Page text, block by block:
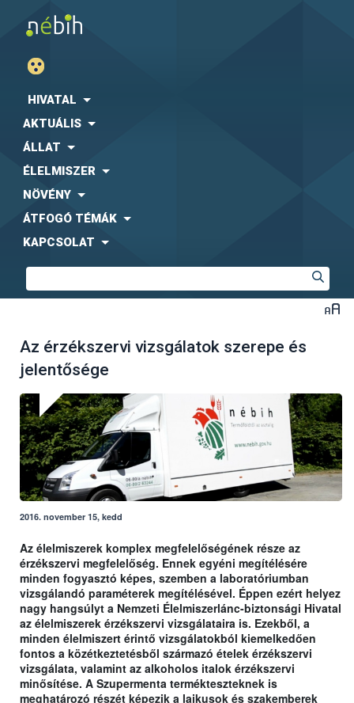
HIVATAL
AKTUÁLIS
ÁLLAT
ÉLELMISZER
NÖVÉNY
ÁTFOGÓ TÉMÁK
KAPCSOLAT
Az érzékszervi vizsgálatok szerepe és
jelentősége
2016. november 15, kedd
Az élelmiszerek komplex megfelelőségének része az
érzékszervi megfelelőség. Ennek egyéni megítélésére
minden fogyasztó képes, szemben a laboratóriumban
vizsgálandó paraméterek megítélésével. Éppen ezért helyez
nagy hangsúlyt a Nemzeti Élelmiszerlánc-biztonsági Hivatal
az élelmiszerek érzékszervi vizsgálataira is. Ezekből, a
minden élelmiszert érintő vizsgálatokból kiemelkedően
fontos a közétkeztetésből származó ételek érzékszervi
vizsgálata, valamint az alkoholos italok érzékszervi
minősítése. A Szupermenta termékteszteknek is
meghatározó részét képezik a laikusok és szakemberek